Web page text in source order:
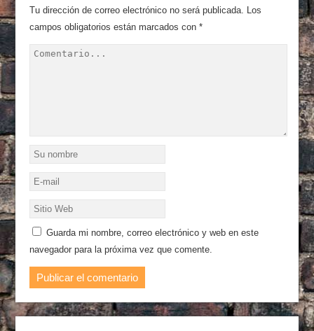
Tu dirección de correo electrónico no será publicada. Los
campos obligatorios están marcados con*
Guarda mi nombre, correo electrónico y web en este
navegador para la próxima vez que comente.